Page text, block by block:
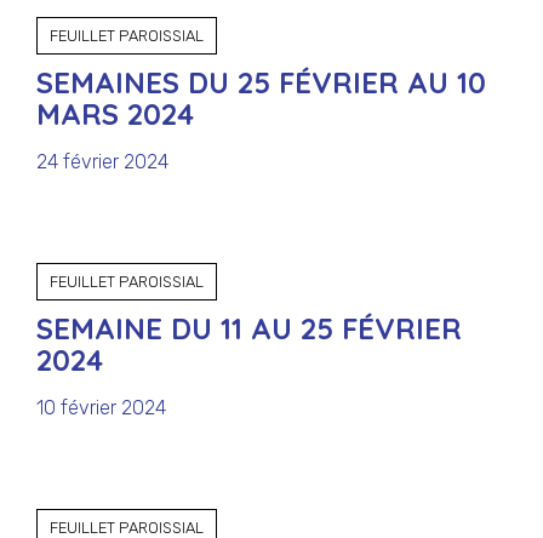
FEUILLET PAROISSIAL
SEMAINES DU 25 FÉVRIER AU 10
MARS 2024
24 février 2024
FEUILLET PAROISSIAL
SEMAINE DU 11 AU 25 FÉVRIER
2024
10 février 2024
FEUILLET PAROISSIAL